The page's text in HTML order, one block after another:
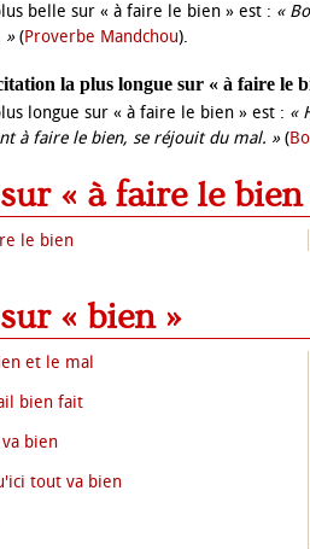
belle sur « à faire le bien » est : «
»(Proverbe Mandchou).
la plus longue sur « à faire le
longue sur « à faire le bien » est : «
à faire le bien, se réjouit du mal. »(
sur « à faire le bien
le bien
sur « bien »
et le mal
bien fait
bien
tout va bien